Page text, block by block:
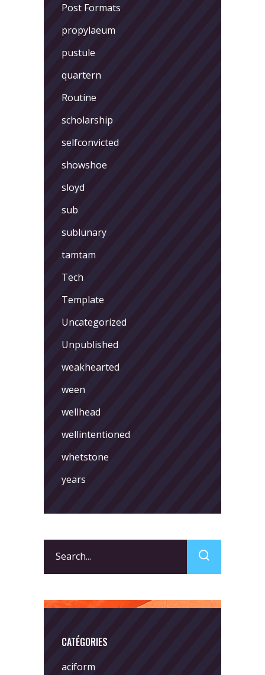
Post Formats
propylaeum
pustule
quartern
Routine
scholarship
selfconvicted
showshoe
sloyd
sub
sublunary
tamtam
Tech
Template
Uncategorized
Unpublished
weakhearted
ween
wellhead
wellintentioned
whetstone
years
for:
CATÉGORIES
aciform